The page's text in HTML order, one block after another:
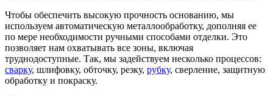
Чтобы обеспечить высокую прочность основанию, мы
используем автоматическую металлообработку, дополняя ее
по мере необходимости ручными способами отделки. Это
позволяет нам охватывать все зоны, включая
труднодоступные. Так, мы задействуем несколько процессов:
сварку, шлифовку, обточку, резку, рубку, сверление, защитную
обработку и покраску.